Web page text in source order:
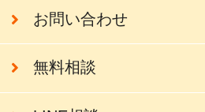
お問い合わせ
無料相談